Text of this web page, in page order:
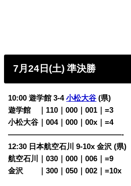
7月24日(土) 準決勝
10:00 遊学館 3-4小松大谷 (県)
遊学館
｜110｜000｜001｜=3
小松大谷｜004｜000｜00x｜=4
———————————————-
12:30 日本航空石川 9-10x 金沢 (県)
航空石川｜030｜000｜006｜=9
金沢
｜300｜050｜002｜=10x